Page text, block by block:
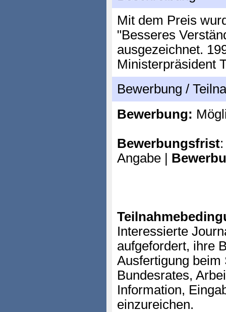
Mit dem Preis
"Besseres
ausgezeichnet.
Ministerpräsident
Bewerbung /
Bewerbung:
Bewerbungsfrist
Angabe |
Interessierte
aufgefordert, ihre
Ausfertigung beim
Bundesrates,
Information,
einzureichen.